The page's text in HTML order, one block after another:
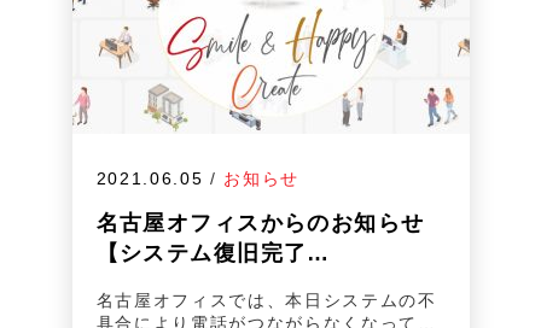
2021.06.05 / お知らせ
名古屋オフィスからのお知らせ
【システム復旧完了…
名古屋オフィスでは、本日システムの不
具合により電話がつながらなくなって…